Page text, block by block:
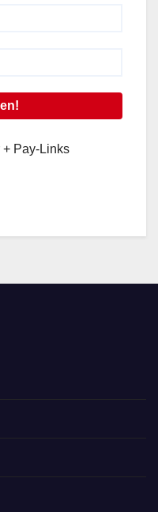
Pay-Links